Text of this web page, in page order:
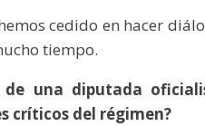
cedido en hacer
tiempo.
de una diputada
críticos del régimen?